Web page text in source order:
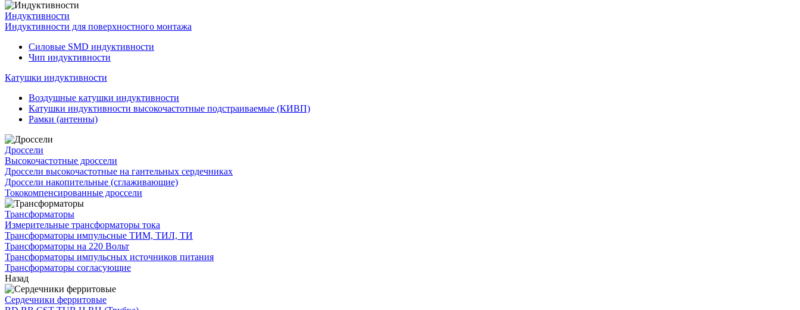
Индуктивности
Индуктивности для поверхностного монтажа
Силовые SMD индуктивности
Чип индуктивности
Катушки индуктивности
Воздушные катушки индуктивности
Катушки индуктивности высокочастотные подстраиваемые (КИВП)
Рамки (антенны)
Дроссели
Высокочастотные дроссели
Дроссели высокочастотные на гантельных сердечниках
Дроссели накопительные (сглаживающие)
Тококомпенсированные дроссели
Трансформаторы
Измерительные трансформаторы тока
Трансформаторы импульсные ТИМ, ТИЛ, ТИ
Трансформаторы на 220 Вольт
Трансформаторы импульсных источников питания
Трансформаторы согласующие
Назад
Сердечники ферритовые